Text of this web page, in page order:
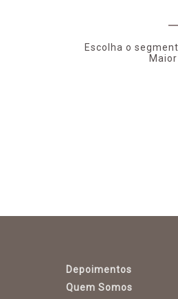
Escolha o
Depoimentos
Quem Somos